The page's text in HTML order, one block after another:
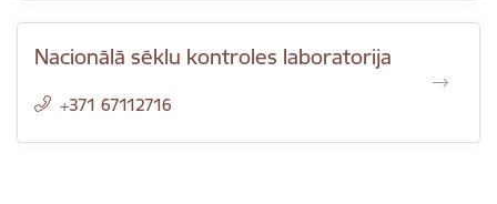
Nacionālā sēklu kontroles laboratorija
+371 67112716